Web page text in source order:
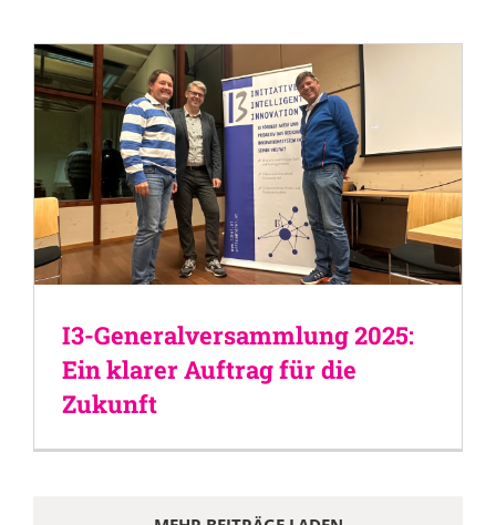
I3-Generalversammlung 2025:
Ein klarer Auftrag für die
Zukunft